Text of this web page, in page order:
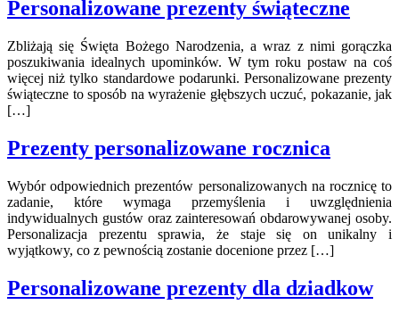
Personalizowane prezenty świąteczne
Zbliżają się Święta Bożego Narodzenia, a wraz z nimi gorączka
poszukiwania idealnych upominków. W tym roku postaw na coś
więcej niż tylko standardowe podarunki. Personalizowane prezenty
świąteczne to sposób na wyrażenie głębszych uczuć, pokazanie, jak
[…]
Prezenty personalizowane rocznica
Wybór odpowiednich prezentów personalizowanych na rocznicę to
zadanie, które wymaga przemyślenia i uwzględnienia
indywidualnych gustów oraz zainteresowań obdarowywanej osoby.
Personalizacja prezentu sprawia, że staje się on unikalny i
wyjątkowy, co z pewnością zostanie docenione przez […]
Personalizowane prezenty dla dziadkow